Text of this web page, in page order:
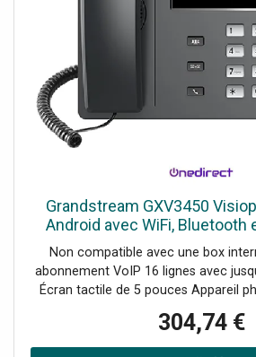
Grandstream GXV3450
Android avec WiFi, Bluetooth
pour l'audioconférence et la
Non compatible avec une box
abonnement VoIP 16 lignes avec
Écran tactile de 5 pouces Appareil
sous Android 11 Bluetooth 5.0
mobiles et les casques Bluetooth
304,74 €